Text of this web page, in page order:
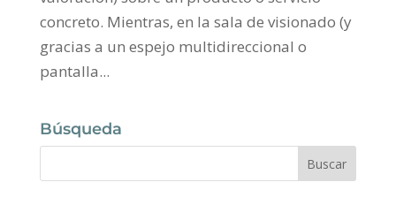
concreto. Mientras, en la sala de visionado (y
gracias a un espejo multidireccional o
pantalla...
Búsqueda